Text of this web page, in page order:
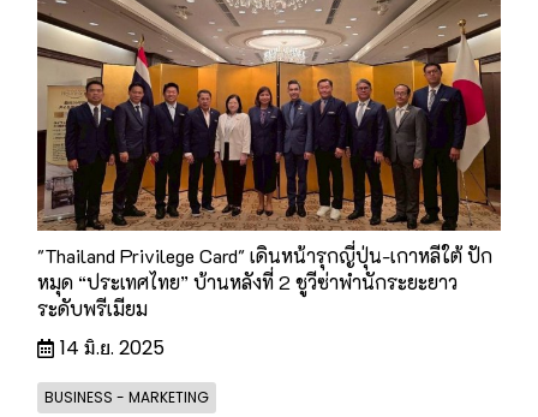
"Thailand Privilege Card" เดินหน้ารุกญี่ปุ่น-เกาหลีใต้ ปัก
หมุด “ประเทศไทย” บ้านหลังที่ 2 ชูวีซ่าพำนักระยะยาว
ระดับพรีเมียม
14 มิ.ย. 2025
BUSINESS - MARKETING